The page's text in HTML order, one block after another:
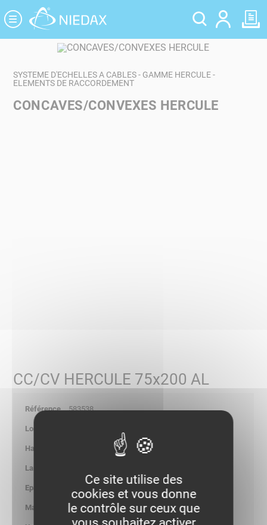
SYSTEME D'ECHELLES A CABLES - GAMME HERCULE -
ELEMENTS DE RACCORDEMENT
CONCAVES/CONVEXES HERCULE
CC/CV HERCULE 75x200 AL
583538
0.961
Panneau de gestion des cookies
Ce site utilise des
cookies et vous donne
le contrôle sur ceux que